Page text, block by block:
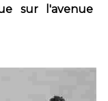
sur l'avenue